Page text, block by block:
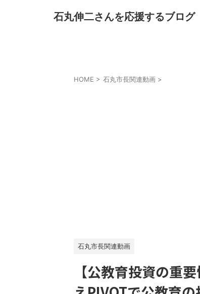
石丸伸二さんを応援するブログ
HOME > 石丸市長関連動画 >
石丸市長関連動画
【公教育投資の重